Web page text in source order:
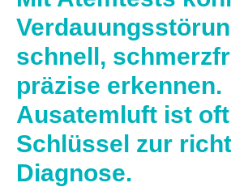
schnell,
präzise erkennen.
Ausatemluft ist
Schlüssel zur
Diagnose.